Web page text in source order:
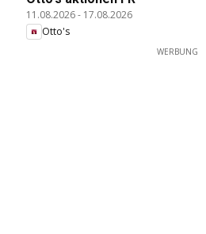
11.08.2026- 17.08.2026
Otto's
WERBUNG